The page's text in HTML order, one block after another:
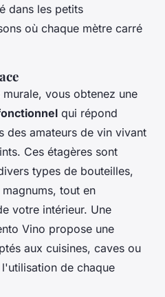
dans les petits
où chaque mètre carré
murale, vous obtenez une
qui répond
des amateurs de vin vivant
Ces étagères sont
types de bouteilles,
tout en
votre intérieur. Une
Vino propose une
aux cuisines, caves ou
de chaque